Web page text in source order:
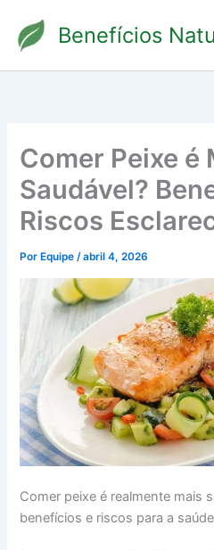
para
conteúdo
Benefícios
Comer Peixe é
Saudável?
Riscos
Por Equipe/abril 4, 2026
Comer peixe é realmente mais
benefícios e riscos para a saúde